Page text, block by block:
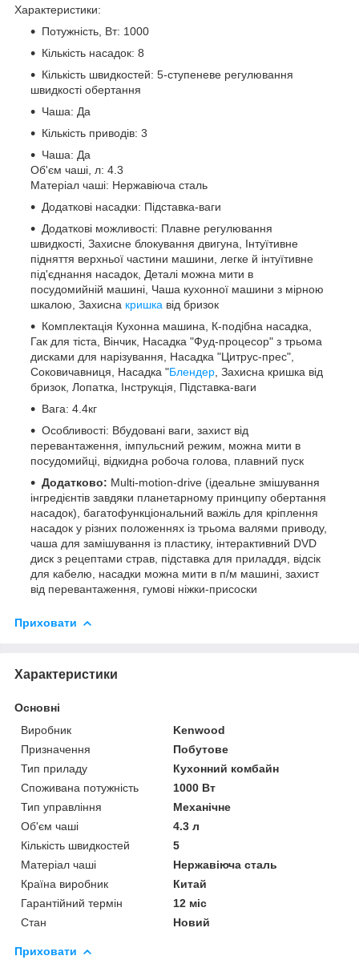
Характеристики:
Потужність, Вт: 1000
Кількість насадок: 8
Кількість швидкостей: 5-ступеневе регулювання
швидкості обертання
Чаша: Да
Кількість приводів: 3
Чаша: Да
Об'єм чаші, л: 4.3
Матеріал чаші: Нержавіюча сталь
Додаткові насадки: Підставка-ваги
Додаткові можливості: Плавне регулювання
швидкості, Захисне блокування двигуна, Інтуїтивне
підняття верхньої частини машини, легке й інтуїтивне
під'єднання насадок, Деталі можна мити в
посудомийній машині, Чаша кухонної машини з мірною
шкалою, Захисна кришка від бризок
Комплектація Кухонна машина, К-подібна насадка,
Гак для тіста, Вінчик, Насадка "Фуд-процесор" з трьома
дисками для нарізування, Насадка "Цитрус-прес",
Соковичавниця, Насадка "Блендер , Захисна кришка від
бризок, Лопатка, Інструкція, Підставка-ваги
Вага: 4.4кг
Особливості: Вбудовані ваги, захист від
перевантаження, імпульсний режим, можна мити в
посудомийці, відкидна робоча голова, плавний пуск
Додатково: Multi-motion-drive (ідеальне змішування
інгредієнтів завдяки планетарному принципу обертання
насадок), багатофункціональний важіль для кріплення
насадок у різних положеннях із трьома валями приводу,
чаша для замішування із пластику, інтерактивний DVD
диск з рецептами страв, підставка для приладдя, відсік
для кабелю, насадки можна мити в п/м машині, захист
від перевантаження, гумові ніжки-присоски
Приховати
Характеристики
Основні
Виробник
Kenwood
Призначення
Побутове
Тип приладу
Кухонний комбайн
Споживана потужність
1000 Вт
Тип управління
Механічне
Об'єм чаші
4.3 л
Кількість швидкостей
5
Матеріал чаші
Нержавіюча сталь
Країна виробник
Китай
Гарантійний термін
12 міс
Стан
Новий
Приховати